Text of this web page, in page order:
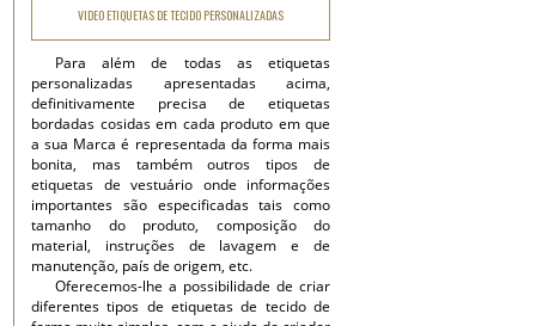
VIDEO ETIQUETAS DE TECIDO PERSONALIZADAS
Para além de todas as etiquetas
personalizadas apresentadas acima,
definitivamente precisa de etiquetas
bordadas cosidas em cada produto em que
a sua Marca é representada da forma mais
bonita, mas também outros tipos de
etiquetas de vestuário onde informações
importantes são especificadas tais como
tamanho do produto, composição do
material, instruções de lavagem e de
manutenção, país de origem, etc.
Oferecemos-lhe a possibilidade de criar
diferentes tipos de etiquetas de tecido de